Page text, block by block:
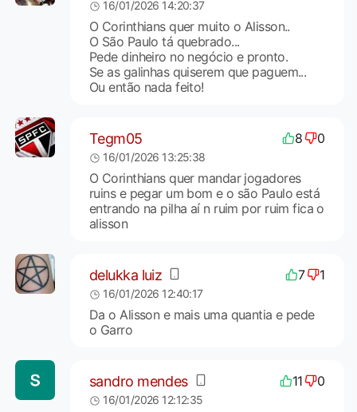
16/01/2026 14:20:37
O Corinthians quer muito o Alisson..
O São Paulo tá quebrado...
Pede dinheiro no negócio e pronto.
Se as galinhas quiserem que paguem...
Ou então nada feito!
Tegm05 8 0
16/01/2026 13:25:38
O Corinthians quer mandar jogadores
ruins e pegar um bom e o são Paulo está
entrando na pilha aí n ruim por ruim fica o
alisson
delukka luiz 7 1
16/01/2026 12:40:17
Da o Alisson e mais uma quantia e pede
o Garro
sandro mendes 11 0
16/01/2026 12:12:35